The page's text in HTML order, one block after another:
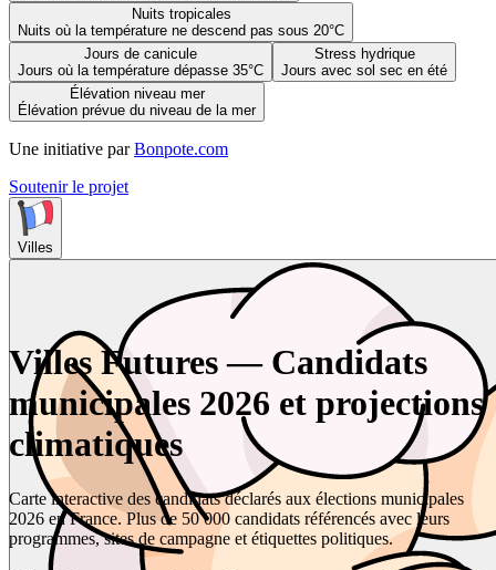
Nuits tropicales
Nuits où la température ne descend pas sous 20°C
Jours de canicule
Jours où la température dépasse 35°C
Stress hydrique
Jours avec sol sec en été
Élévation niveau mer
Élévation prévue du niveau de la mer
Une initiative par Bonpote.com
Soutenir le projet
Villes
Villes Futures — Candidats
municipales 2026 et projections
climatiques
Carte interactive des candidats déclarés aux élections municipales
2026 en France. Plus de 50 000 candidats référencés avec leurs
programmes, sites de campagne et étiquettes politiques.